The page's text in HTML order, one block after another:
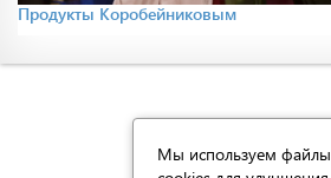
Продукты Коробейниковым
Мы используем файлы